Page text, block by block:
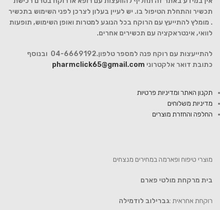
תכשיר והתחלת הטיפול בו. יש לעיין בעלון לצרכן לפני השימוש בתכשיר
. מומלץ להתייעץ עם הרוקח בכל הנוגע למטרות ואופן השימוש, תופעות
לוואי, אינטראקציה עם תכשירים אחרים.
להתייעצות עם רוקח פנה למספר טלפון.04-6669192 ובנוסף
כתובת דואר אלקטרוני pharmclick65@gmail.com
תקנון האתר ומדיניות פרטיות
מדיניות משלוחים
החלפה והחזרת מוצרים
מוצרי טיפוח ופארמה במחירים מנצחים
בית מרקחת מולטי פארם
רוקחת אחראית :גברילוב לודמילה